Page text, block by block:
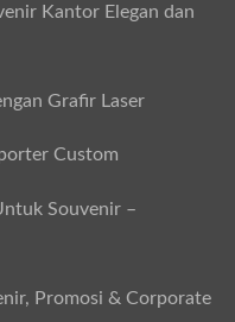
Kantor Elegan dan
Grafir Laser
Custom
Souvenir –
Promosi & Corporate